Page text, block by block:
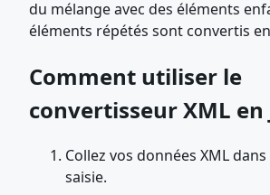
du mélange avec des éléments
éléments répétés sont convertis en
Comment utiliser le
convertisseur XML en
Collez vos données XML
saisie.